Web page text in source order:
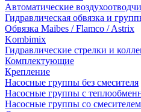
Автоматические
Гидравлическая обвязка и
Обвязка Maibes / Flamco / Astrix
Kombimix
Гидравлические стрелки и
Комплектующие
Крепление
Насосные группы без смесителя
Насосные группы с
Насосные группы со смесителем